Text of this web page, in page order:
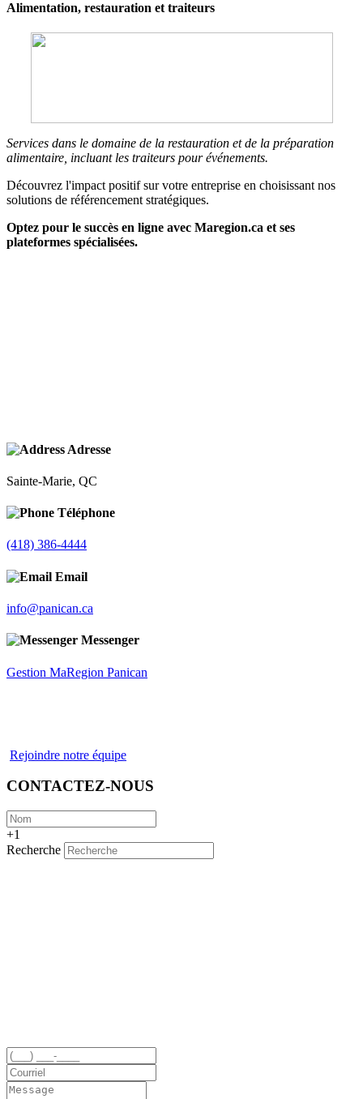
Alimentation, restauration et traiteurs
Services dans le domaine de la restauration et de la préparation
alimentaire, incluant les traiteurs pour événements.
Découvrez l'impact positif sur votre entreprise en choisissant nos
solutions de référencement stratégiques.
Optez pour le succès en ligne avec Maregion.ca et ses
plateformes spécialisées.
Adresse
Sainte-Marie, QC
Téléphone
(418) 386-4444
Email
info@panican.ca
Messenger
Gestion MaRegion Panican
Rejoindre notre équipe
CONTACTEZ-NOUS
+1
Recherche